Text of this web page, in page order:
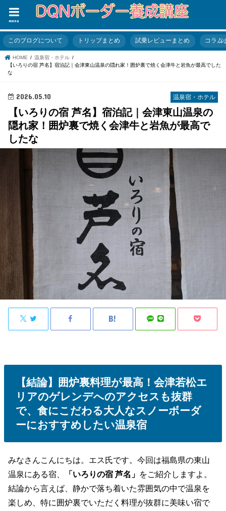
menu
このブログについて トリップまとめ 試乗レビューまとめ コラム
HOME
温泉宿・ホテル
【いろりの宿 芦名】宿泊記｜会津東山温泉の隠れ家！囲炉裏で焼く会津牛と岩魚が最高でした
な
温泉宿・ホテル
2026.05.10
【いろりの宿 芦名】宿泊記｜会津東山温泉の
隠れ家！囲炉裏で焼く会津牛と岩魚が最高で
したな
【結論】囲炉裏料理が最高！会津若松エ
リアのゲレンデへのアクセスも抜群
で、食にこだわる大人なスノーボーダ
ーにおすすめしたい温泉宿
みなさんこんにちは。エス氏です。今回は福島県の東山
温泉にある宿、
「いろりの宿 芦名」 をご紹介しますよ。
結論から言えば、静かで落ち着いた雰囲気の中で温泉を
楽しめ、特に囲炉裏でいただく料理が抜群に美味い宿で